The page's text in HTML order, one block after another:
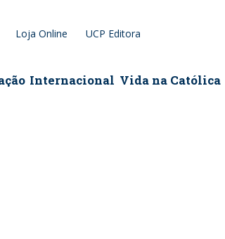
Loja Online UCP Editora
Internacional Vida na Católica